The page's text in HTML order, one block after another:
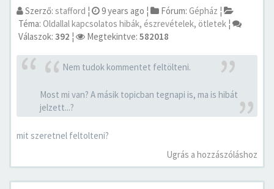
Szerző: stafford ¦ 9 years ago ¦ Fórum: Gépház ¦
Téma: Oldallal kapcsolatos hibák, észrevételek, ötletek ¦
Válaszok: 392 ¦ Megtekintve: 582018
Nem tudok kommentet feltölteni.
Most mi van? A másik topicban tegnapi is, ma is hibát
jelzett...?
mit szeretnel feltolteni?
Ugrás a hozzászóláshoz